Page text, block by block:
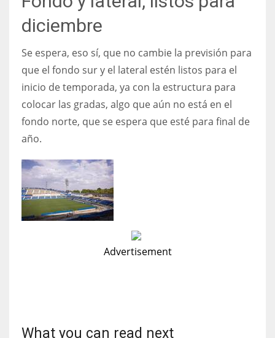
MIA
17
DAL
diciembre
Se espera, eso sí, que no cambie la previsión para
que el fondo sur y el lateral estén listos para el
inicio de temporada, ya con la estructura para
colocar las gradas, algo que aún no está en el
fondo norte, que se espera que esté para final de
año.
Advertisement
What you can read next